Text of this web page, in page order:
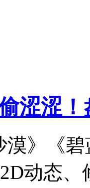
涩涩
漠》《
动态